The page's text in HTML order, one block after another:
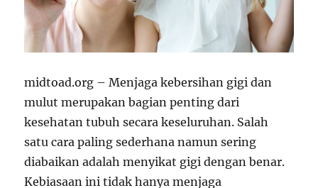
midtoad.org – Menjaga kebersihan gigi dan
mulut merupakan bagian penting dari
kesehatan tubuh secara keseluruhan. Salah
satu cara paling sederhana namun sering
diabaikan adalah menyikat gigi dengan benar.
Kebiasaan ini tidak hanya menjaga